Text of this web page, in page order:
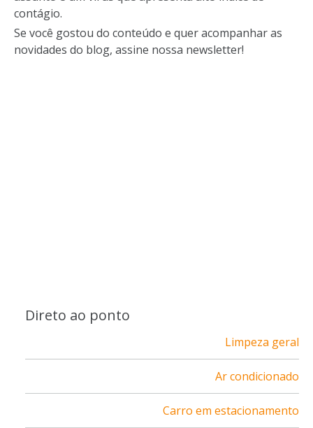
contágio.
Se você gostou do conteúdo e quer acompanhar as
novidades do blog, assine nossa newsletter!
Direto ao ponto
Limpeza geral
Ar condicionado
Carro em estacionamento